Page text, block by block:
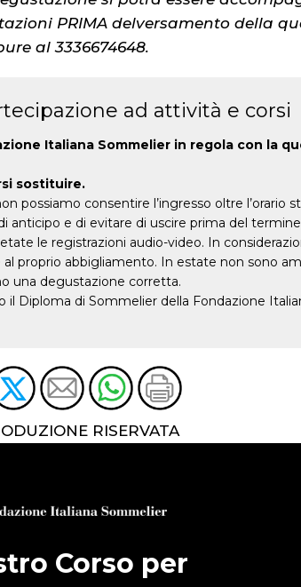
PRIMA delversamento della
al 3336674648.
ad attività e corsi
Italiana Sommelier in regola con la
sostituire.
consentire l’ingresso oltre l’orario
anticipo e di evitare di uscire prima del
le registrazioni audio-video. In
proprio abbigliamento. In estate non sono
una degustazione corretta.
il Diploma di Sommelier della Fondazione
RISERVATA
Corso per